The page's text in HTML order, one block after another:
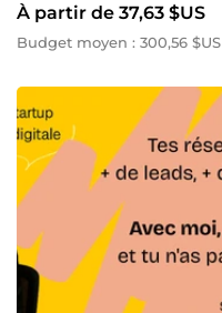
À partir de 37,63 $US
Budget moyen : 300,56 $US